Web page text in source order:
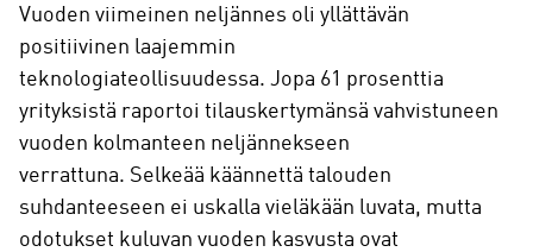
Vuoden viimeinen neljännes oli yllättävän
positiivinen laajemmin
teknologiateollisuudessa. Jopa 61 prosenttia
yrityksistä raportoi tilauskertymänsä vahvistuneen
vuoden kolmanteen neljännekseen
verrattuna. Selkeää käännettä talouden
suhdanteeseen ei uskalla vieläkään luvata, mutta
odotukset kuluvan vuoden kasvusta ovat